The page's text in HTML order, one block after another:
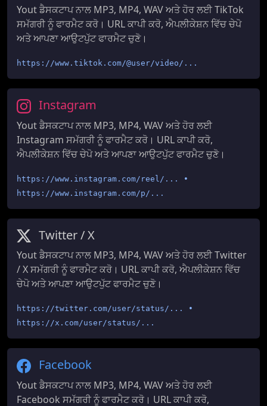
Yout ਡੈਸਕਟਾਪ ਨਾਲ MP3, MP4, WAV ਅਤੇ ਹੋਰ ਲਈ TikTok
ਸਮੱਗਰੀ ਨੂੰ ਫਾਰਮੈਟ ਕਰੋ। URL ਕਾਪੀ ਕਰੋ, ਐਪਲੀਕੇਸ਼ਨ ਵਿੱਚ ਚੇਪੋ
ਅਤੇ ਆਪਣਾ ਆਉਟਪੁੱਟ ਫਾਰਮੈਟ ਚੁਣੋ।
https://www.tiktok.com/@user/video/...
Instagram
Yout ਡੈਸਕਟਾਪ ਨਾਲ MP3, MP4, WAV ਅਤੇ ਹੋਰ ਲਈ
Instagram ਸਮੱਗਰੀ ਨੂੰ ਫਾਰਮੈਟ ਕਰੋ। URL ਕਾਪੀ ਕਰੋ,
ਐਪਲੀਕੇਸ਼ਨ ਵਿੱਚ ਚੇਪੋ ਅਤੇ ਆਪਣਾ ਆਉਟਪੁੱਟ ਫਾਰਮੈਟ ਚੁਣੋ।
https://www.instagram.com/reel/... •
https://www.instagram.com/p/...
Twitter / X
Yout ਡੈਸਕਟਾਪ ਨਾਲ MP3, MP4, WAV ਅਤੇ ਹੋਰ ਲਈ Twitter
/ X ਸਮੱਗਰੀ ਨੂੰ ਫਾਰਮੈਟ ਕਰੋ। URL ਕਾਪੀ ਕਰੋ, ਐਪਲੀਕੇਸ਼ਨ ਵਿੱਚ
ਚੇਪੋ ਅਤੇ ਆਪਣਾ ਆਉਟਪੁੱਟ ਫਾਰਮੈਟ ਚੁਣੋ।
https://twitter.com/user/status/... •
https://x.com/user/status/...
Facebook
Yout ਡੈਸਕਟਾਪ ਨਾਲ MP3, MP4, WAV ਅਤੇ ਹੋਰ ਲਈ
Facebook ਸਮੱਗਰੀ ਨੂੰ ਫਾਰਮੈਟ ਕਰੋ। URL ਕਾਪੀ ਕਰੋ,